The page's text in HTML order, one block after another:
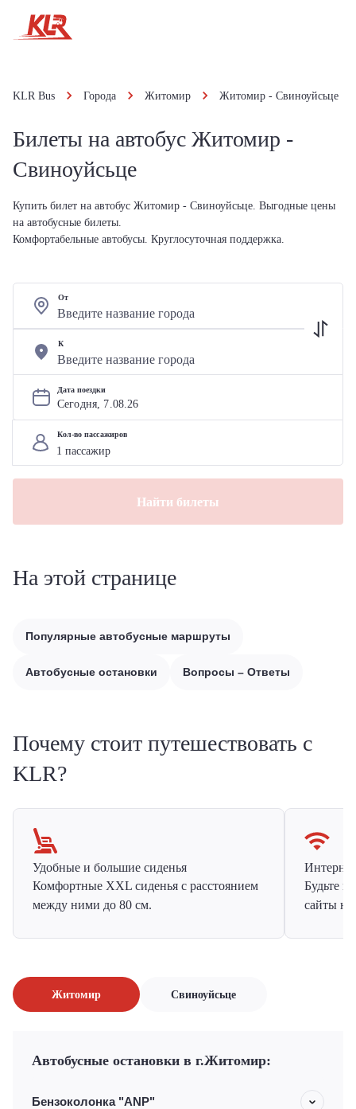
KLR Bus Города Житомир Житомир - Свиноуйсьце
Билеты на автобус Житомир -
Свиноуйсьце
Купить билет на автобус Житомир - Свиноуйсьце. Выгодные цены
на автобусные билеты.
Комфортабельные автобусы. Круглосуточная поддержка.
От
К
Дата поездки
Сегодня, 7.08.26
Кол-во пассажиров
Найти билеты
На этой странице
Популярные автобусные маршруты
Автобусные остановки Вопросы – Ответы
Почему стоит путешествовать с
KLR?
Удобные и большие сиденья
Комфортные XXL сиденья с расстоянием
между ними до 80 см.
Будьте
сайты на
Житомир Свиноуйсьце
Автобусные остановки в г.Житомир:
Бензоколонка "ANP"